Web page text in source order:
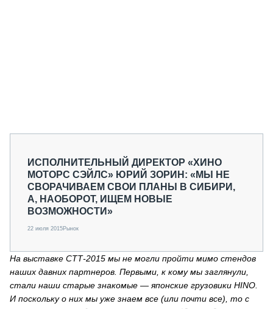
ИСПОЛНИТЕЛЬНЫЙ ДИРЕКТОР «ХИНО
МОТОРС СЭЙЛС» ЮРИЙ ЗОРИН: «МЫ НЕ
СВОРАЧИВАЕМ СВОИ ПЛАНЫ В СИБИРИ,
А, НАОБОРОТ, ИЩЕМ НОВЫЕ
ВОЗМОЖНОСТИ»
22 июля 2015Рынок
На выставке СТТ-2015 мы не могли пройти мимо стендов
наших давних партнеров. Первыми, к кому мы заглянули,
стали наши старые знакомые — японские грузовики HINO.
И поскольку о них мы уже знаем все (или почти все), то с